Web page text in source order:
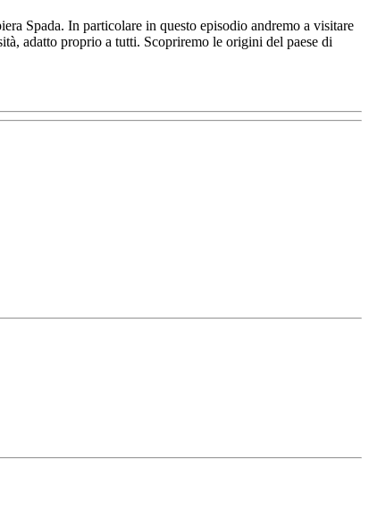
Spada. In particolare in questo episodio andremo a visitare
adatto proprio a tutti. Scopriremo le origini del paese di